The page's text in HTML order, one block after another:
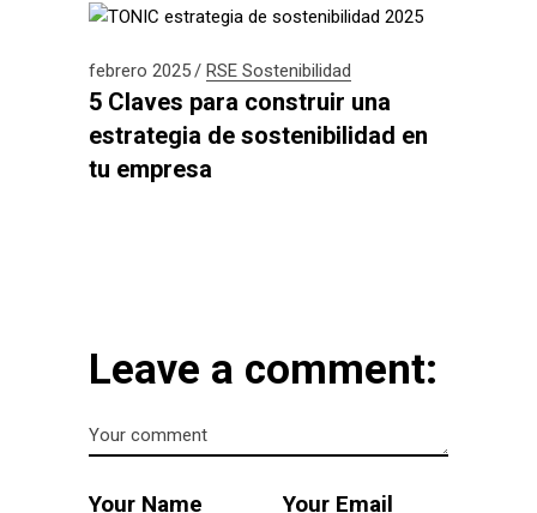
febrero 2025 RSE Sostenibilidad
5 Claves para construir una
estrategia de sostenibilidad en
tu empresa
Leave a comment: